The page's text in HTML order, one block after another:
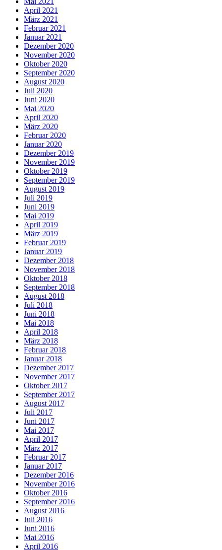
April 2021
März 2021
Februar 2021
Januar 2021
Dezember 2020
November 2020
Oktober 2020
September 2020
August 2020
Juli 2020
Juni 2020
Mai 2020
April 2020
März 2020
Februar 2020
Januar 2020
Dezember 2019
November 2019
Oktober 2019
September 2019
August 2019
Juli 2019
Juni 2019
Mai 2019
April 2019
März 2019
Februar 2019
Januar 2019
Dezember 2018
November 2018
Oktober 2018
September 2018
August 2018
Juli 2018
Juni 2018
Mai 2018
April 2018
März 2018
Februar 2018
Januar 2018
Dezember 2017
November 2017
Oktober 2017
September 2017
August 2017
Juli 2017
Juni 2017
Mai 2017
April 2017
März 2017
Februar 2017
Januar 2017
Dezember 2016
November 2016
Oktober 2016
September 2016
August 2016
Juli 2016
Juni 2016
Mai 2016
April 2016